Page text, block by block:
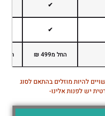
✔
✔
החל מ499 ₪ החל
להיות מוזלים בהתאם לסוג
יש לפנות אלינו-